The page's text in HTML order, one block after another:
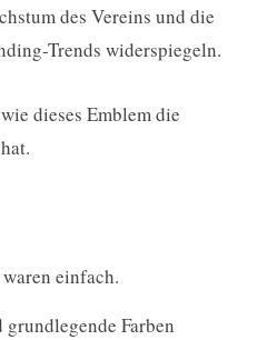
des Vereins und die
Trends widerspiegeln.
dieses Emblem die
einfach.
Farben